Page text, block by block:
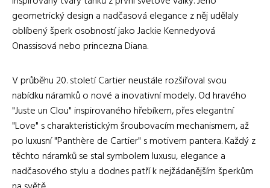
geometrický design a nadčasová elegance z něj udělaly
oblíbený šperk osobností jako Jackie Kennedyová
Onassisová nebo princezna Diana.
V průběhu 20. století Cartier neustále rozšiřoval svou
nabídku náramků o nové a inovativní modely. Od hravého
"Juste un Clou" inspirovaného hřebíkem, přes elegantní
"Love" s charakteristickým šroubovacím mechanismem, až
po luxusní "Panthère de Cartier" s motivem pantera. Každý z
těchto náramků se stal symbolem luxusu, elegance a
nadčasového stylu a dodnes patří k nejžádanějším šperkům